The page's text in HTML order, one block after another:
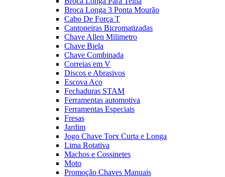
Broca Longa 3 Ponta Mourão
Cabo De Força T
Cantoneiras Bicromatizadas
Chave Allen Milimetro
Chave Biela
Chave Combinada
Correias em V
Discos e Abrasivos
Escova Aco
Fechaduras STAM
Ferramentas automotiva
Ferramentas Especiais
Fresas
Jardim
Jogo Chave Torx Curta e Longa
Lima Rotativa
Machos e Cossinetes
Moto
Promoção Chaves Manuais